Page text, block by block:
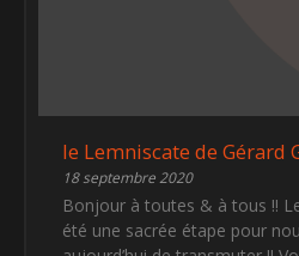
le Lemniscate de Gérard
18 septembre 2020
Bonjour à toutes & à tous !!
été une sacrée étape pour